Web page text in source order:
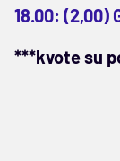
18.00: (2,00)
***kvote su